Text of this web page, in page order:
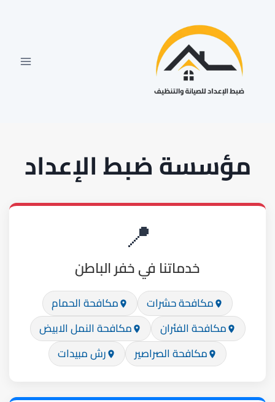
مؤسسة ضبط الإعداد
📍
خدماتنا في خفر الباطن
مكافحة حشرات
مكافحة الحمام
مكافحة الفئران
مكافحة النمل الابيض
مكافحة الصراصير
رش مبيدات